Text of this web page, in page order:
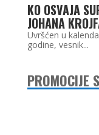
KO OSVAJA
JOHANA
Uvršćen u
godine, vesnik...
PROMOCIJE